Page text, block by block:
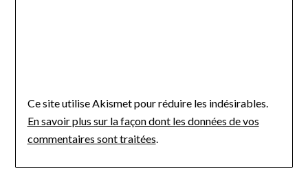
Ce site utilise Akismet pour réduire les indésirables.
En savoir plus sur la façon dont les données de vos
commentaires sont traitées.